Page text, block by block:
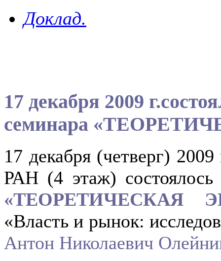
Доклад.
17 декабря 2009
семинара
17 декабря (четверг)
РАН (4 этаж)
«ТЕОРЕТИЧЕСКАЯ
«Власть и рынок:
Антон Николаевич